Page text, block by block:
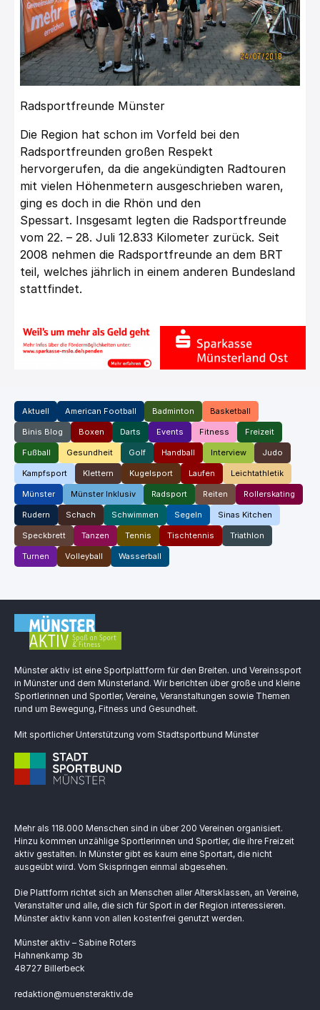
Radsportfreunde Münster
Die Region hat schon im Vorfeld bei den
Radsportfreunden großen Respekt
hervorgerufen, da die angekündigten Radtouren
mit vielen Höhenmetern ausgeschrieben waren,
ging es doch in die Rhön und den
Spessart. Insgesamt legten die Radsportfreunde
vom 22. – 28. Juli 12.833 Kilometer zurück. Seit
2008 nehmen die Radsportfreunde an dem BRT
teil, welches jährlich in einem anderen Bundesland
stattfindet.
Aktuell American Football Badminton Basketball
Binis Blog Boxen Darts Events Fitness Freizeit
Fußball Gesundheit Golf Handball Interview Judo
Kampfsport Klettern Kugelsport Laufen Leichtathletik
Münster Münster Inklusiv Radsport Reiten Rollerskating
Rudern Schach Schwimmen Segeln Sinas Kitchen
Speckbrett Tanzen Tennis Tischtennis Triathlon
Turnen Volleyball Wasserball
Münster aktiv ist eine Sportplattform für den Breiten. und Vereinssport
in Münster und dem Münsterland. Wir berichten über große und kleine
Sportlerinnen und Sportler, Vereine, Veranstaltungen sowie Themen
rund um Bewegung, Fitness und Gesundheit.
Mit sportlicher Unterstützung vom Stadtsportbund Münster
Mehr als 118.000 Menschen sind in über 200 Vereinen organisiert.
Hinzu kommen unzählige Sportlerinnen und Sportler, die ihre Freizeit
aktiv gestalten. In Münster gibt es kaum eine Sportart, die nicht
ausgeübt wird. Vom Skispringen einmal abgesehen.
Die Plattform richtet sich an Menschen aller Altersklassen, an Vereine,
Veranstalter und alle, die sich für Sport in der Region interessieren.
Münster aktiv kann von allen kostenfrei genutzt werden.
Münster aktiv – Sabine Roters
Hahnenkamp 3b
48727 Billerbeck
redaktion@muensteraktiv.de